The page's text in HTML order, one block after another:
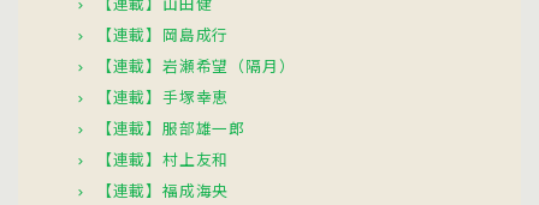
【連載】岡島成行
【連載】岩瀬希望（隔月）
【連載】手塚幸恵
【連載】服部雄一郎
【連載】村上友和
【連載】福成海央